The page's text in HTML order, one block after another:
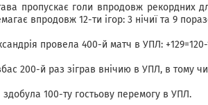
пропускає голи впродовж рекордних
впродовж 12-ти ігор: 3 нічиї та 9
провела 400-й матч в УПЛ: +129=120-
200-й раз зіграв внічию в УПЛ, в тому
здобула 100-ту гостьову перемогу в УПЛ.